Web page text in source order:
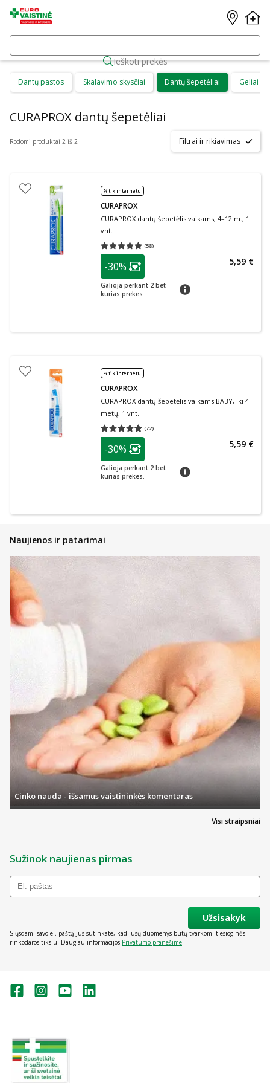
Ieškoti prekės
Dantų pastos Skalavimo skysčiai Dantų šepetėliai Geliai
CURAPROX dantų šepetėliai
Rodomi produktai 2 iš 2 Filtrai ir rikiavimas
% tik internetu
CURAPROX
CURAPROX dantų šepetėlis vaikams, 4–12 m., 1
vnt.
(58)
Vidutinis įvertinimas 5.00
patarimas
Lojalumo klubo narių nuolaida
-30%
Galioja perkant 2 bet
kurias prekes.
patarimas
5,59 €
% tik internetu
CURAPROX
CURAPROX dantų šepetėlis vaikams BABY, iki 4
metų, 1 vnt.
(72)
Vidutinis įvertinimas 4.97
patarimas
Lojalumo klubo narių nuolaida
-30%
Galioja perkant 2 bet
kurias prekes.
patarimas
5,59 €
Naujienos ir patarimai
Visi straipsniai
Cinko nauda - išsamus vaistininkės komentaras
Sužinok naujienas pirmas
Užsisakyk
Siųsdami savo el. paštą Jūs sutinkate, kad jūsų duomenys būtų tvarkomi tiesioginės
rinkodaros tikslu. Daugiau informacijos Privatumo pranešime.